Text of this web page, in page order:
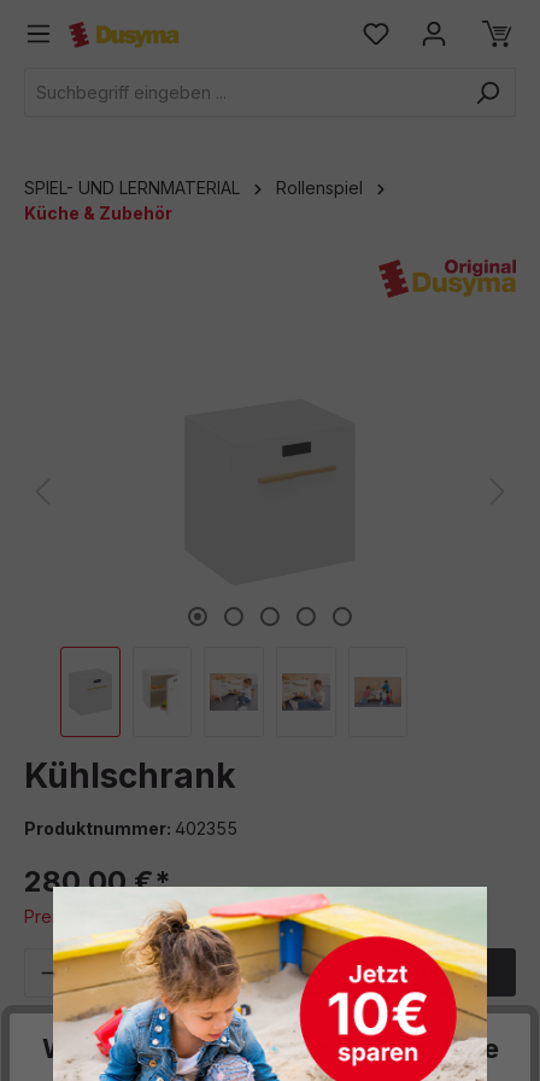
springen
SPIEL- UND LERNMATERIAL
Rollenspiel
Küche & Zubehör
Kühlschrank
Produktnummer: 402355
280,00 €*
Preise inkl. MwSt. zzgl. Versand- bzw. Frachtkosten
Produkt Anzahl: Gib denIn den Warenkorb
Sofort verfügbar, Lieferzeit: 8-12 Wochen
Wir respektieren deine Privatsphäre